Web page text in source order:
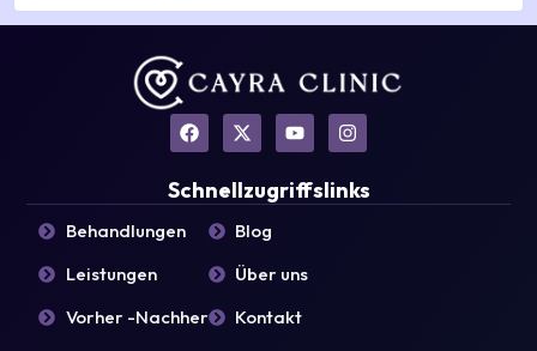
F
a
e
b
X
-
w
i
t
r
Y
o
t
u
I
n
t
a
Schnellzugriffslinks
Behandlungen
Leistungen
Vorher -Nachher
Blog
Über uns
Kontakt